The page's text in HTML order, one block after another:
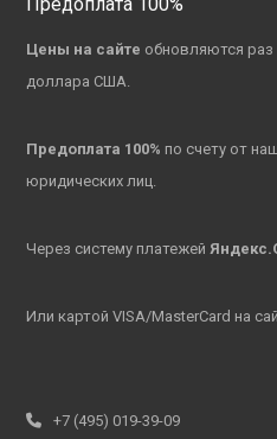
Цены на сайте обновляются раз
доллара США.
Предоплата 100% по счету от
юридических лиц.
Через систему платежей
Или картой VISA/MasterCard на
+7 (495) 019-39-09